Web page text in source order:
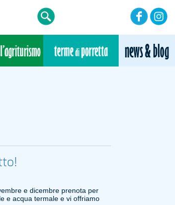
e dicembre prenota per
e acqua termale e vi offriamo